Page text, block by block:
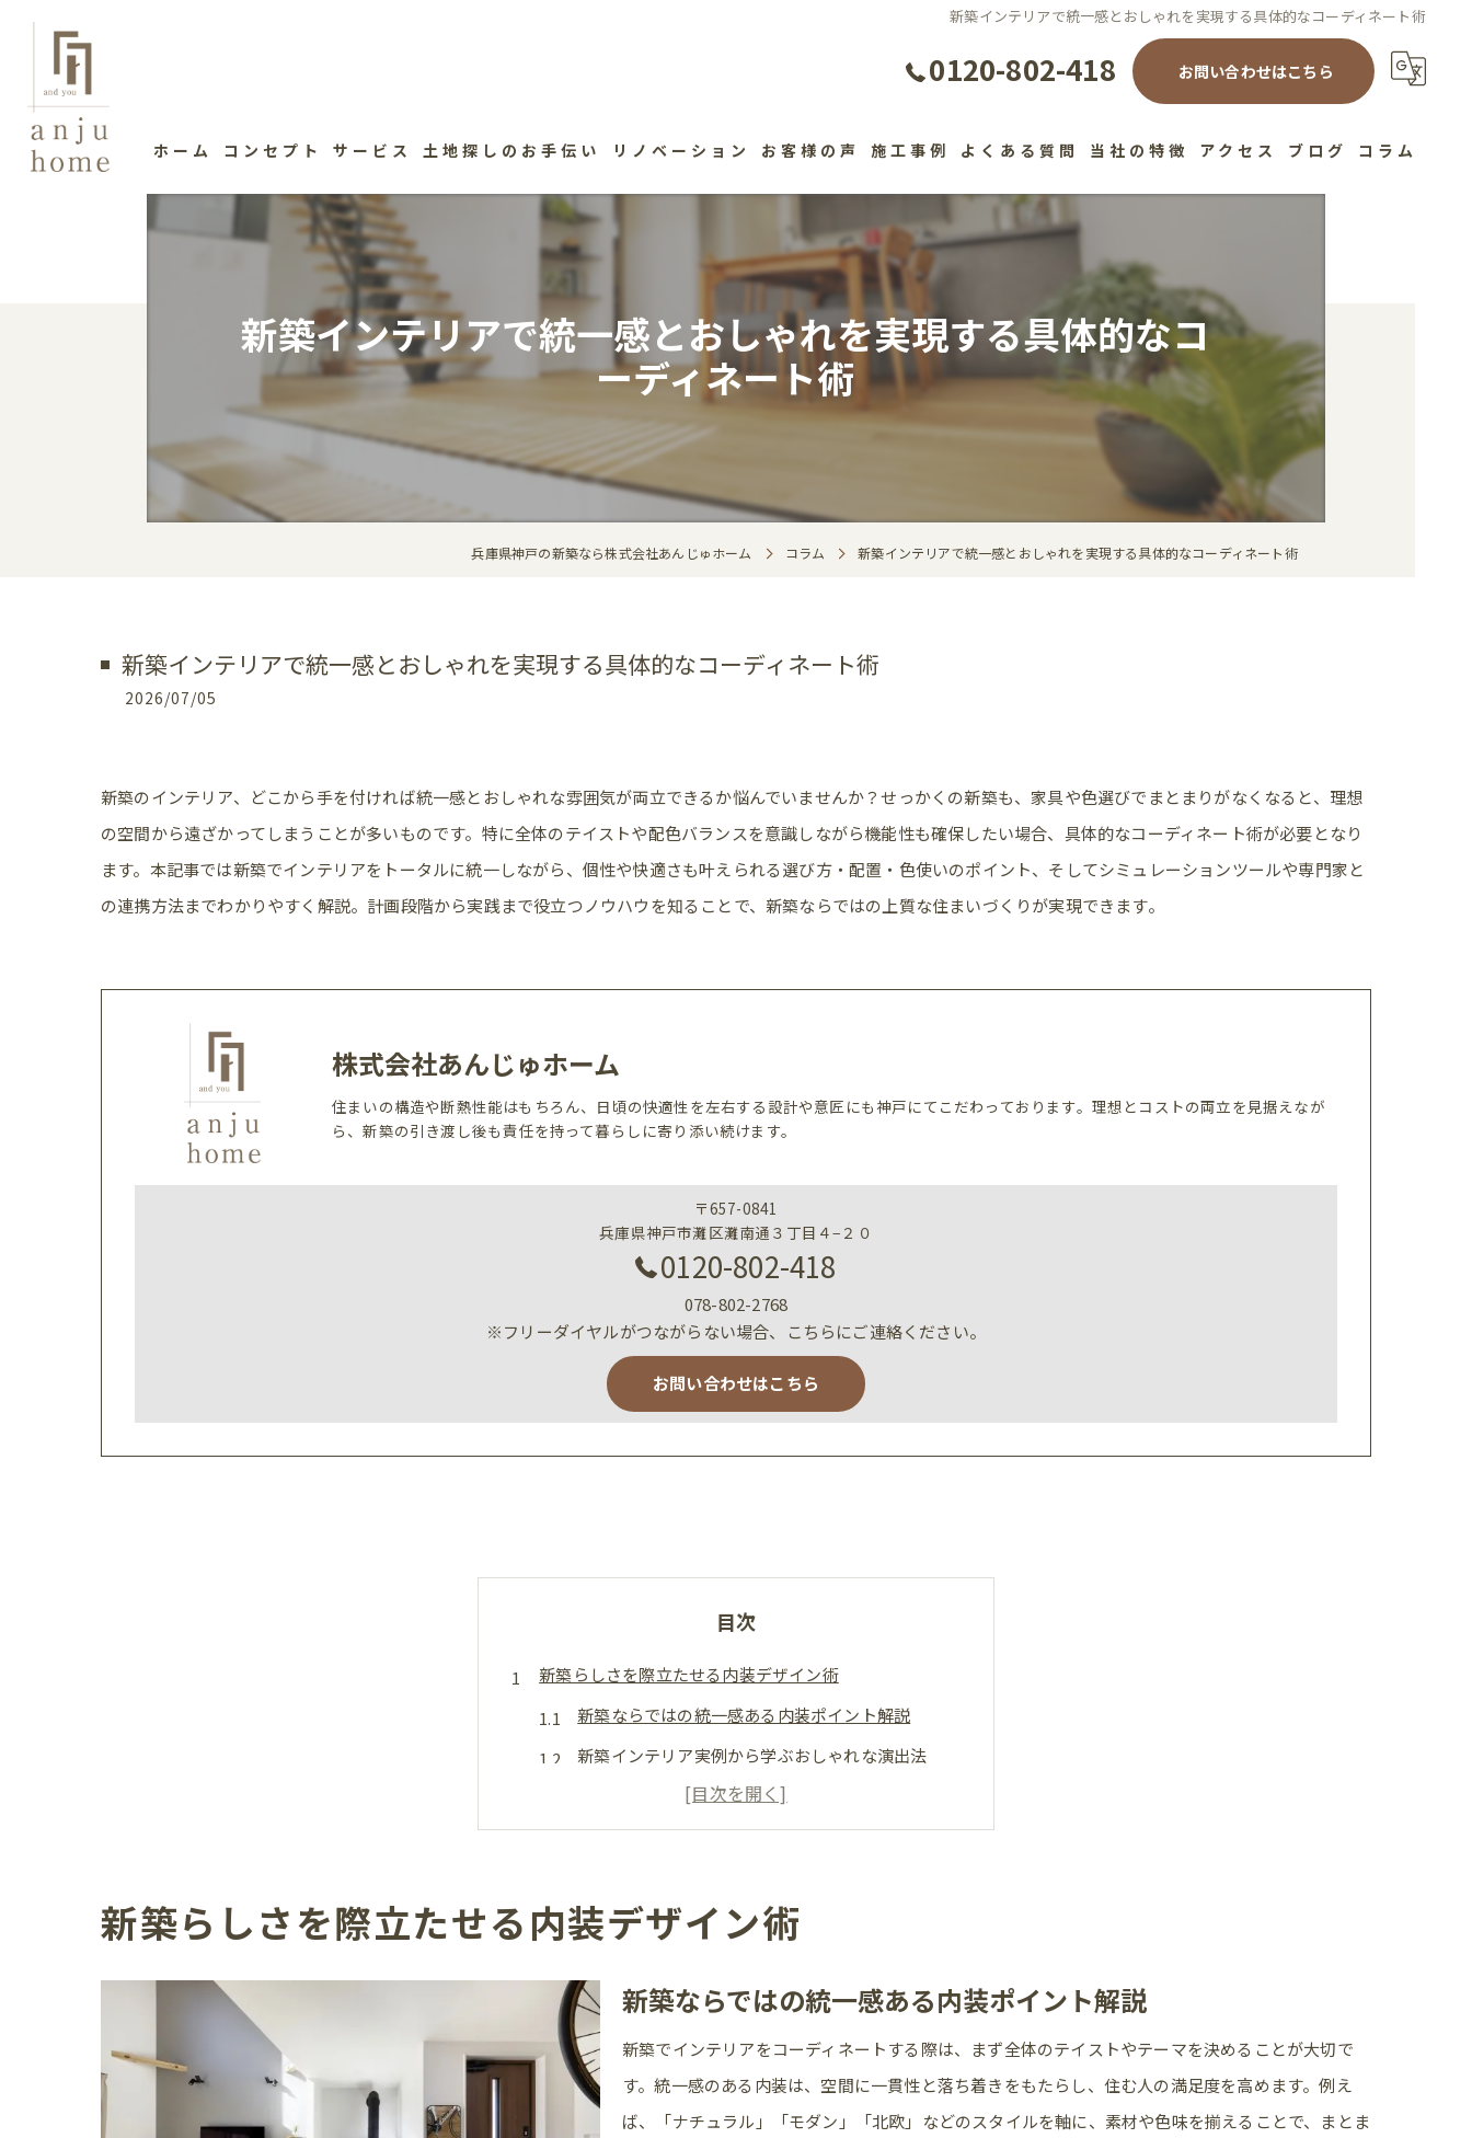
新築インテリアで統一感とおしゃれを実現する具体的なコーディネート術
0120-802-418 お問い合わせはこちら
ホーム コンセプト サービス 土地探しのお手伝い リノベーション お客様の声 施工事例 よくある質問 当社の特徴
高性能
デザイン
健康住宅
アクセス ブログ コラム
新築インテリアで統一感とおしゃれを実現する具体的なコ
ーディネート術
兵庫県神戸の新築なら株式会社あんじゅホーム コラム 新築インテリアで統一感とおしゃれを実現する具体的なコーディネート術
新築インテリアで統一感とおしゃれを実現する具体的なコーディネート術
2026/07/05
新築のインテリア、どこから手を付ければ統一感とおしゃれな雰囲気が両立できるか悩んでいませんか？せっかくの新築も、家具や色選びでまとまりがなくなると、理想
の空間から遠ざかってしまうことが多いものです。特に全体のテイストや配色バランスを意識しながら機能性も確保したい場合、具体的なコーディネート術が必要となり
ます。本記事では新築でインテリアをトータルに統一しながら、個性や快適さも叶えられる選び方・配置・色使いのポイント、そしてシミュレーションツールや専門家と
の連携方法までわかりやすく解説。計画段階から実践まで役立つノウハウを知ることで、新築ならではの上質な住まいづくりが実現できます。
株式会社あんじゅホーム
住まいの構造や断熱性能はもちろん、日頃の快適性を左右する設計や意匠にも神戸にてこだわっております。理想とコストの両立を見据えなが
ら、新築の引き渡し後も責任を持って暮らしに寄り添い続けます。
〒657-0841
兵庫県神戸市灘区灘南通３丁目４−２０
0120-802-418
078-802-2768
※フリーダイヤルがつながらない場合、こちらにご連絡ください。
お問い合わせはこちら
目次
新築らしさを際立たせる内装デザイン術
新築ならではの統一感ある内装ポイント解説
新築インテリア実例から学ぶおしゃれな演出法
内装素材と色使いで新築の魅力を最大化する方法
ナチュラルモダンな新築のコーディネート実践例
おしゃれな新築インテリアへ導く選択基準
おしゃれな新築空間を作る家具配置のコツ
新築インテリア費用を抑える賢い選択肢
人気のナチュラルモダン新築に合う配色とは
新築実例を参考にしたインテリア選定ポイント
新築らしさを際立たせる内装デザイン術
新築ならではの統一感ある内装ポイント解説
新築でインテリアをコーディネートする際は、まず全体のテイストやテーマを決めることが大切で
す。統一感のある内装は、空間に一貫性と落ち着きをもたらし、住む人の満足度を高めます。例え
ば、「ナチュラル」「モダン」「北欧」などのスタイルを軸に、素材や色味を揃えることで、まとま